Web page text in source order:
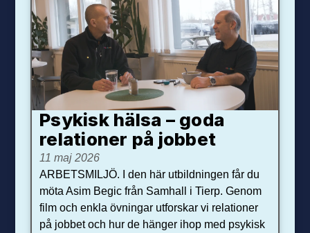
Psykisk hälsa – goda
relationer på jobbet
11 maj 2026
ARBETSMILJÖ. I den här utbildningen får du
möta Asim Begic från Samhall i Tierp. Genom
film och enkla övningar utforskar vi relationer
på jobbet och hur de hänger ihop med psykisk